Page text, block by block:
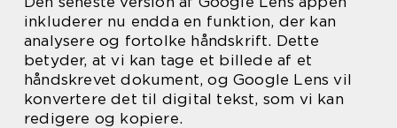
inkluderer nu endda en funktion, der kan
analysere og fortolke håndskrift. Dette
betyder, at vi kan tage et billede af et
håndskrevet dokument, og Google Lens vil
konvertere det til digital tekst, som vi kan
redigere og kopiere.